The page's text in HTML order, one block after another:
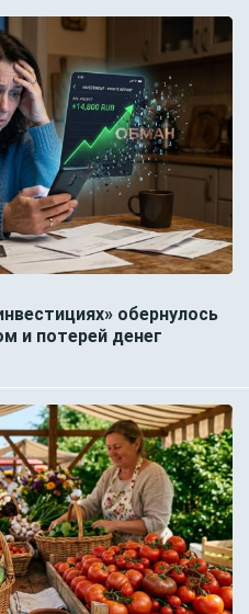
обернулось
и потерей денег